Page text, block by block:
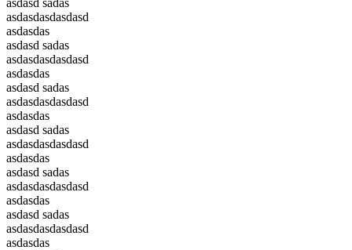
asdasd sadas
asdasdasdasdasd
asdasdas
asdasd sadas
asdasdasdasdasd
asdasdas
asdasd sadas
asdasdasdasdasd
asdasdas
asdasd sadas
asdasdasdasdasd
asdasdas
asdasd sadas
asdasdasdasdasd
asdasdas
asdasd sadas
asdasdasdasdasd
asdasdas